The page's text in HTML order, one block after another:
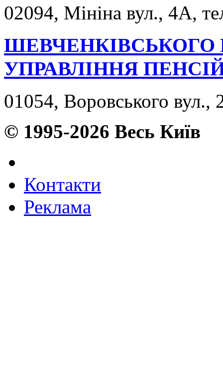
02094, Мініна вул., 4А,
ШЕВЧЕНКІВСЬКОГО
УПРАВЛІННЯ
01054, Воровського вул.,
© 1995-2026 Весь Київ
Контакти
Реклама